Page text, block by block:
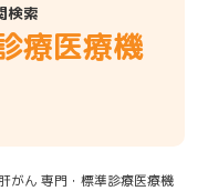
検索
療医療機
ん 専門・標準診療医療機